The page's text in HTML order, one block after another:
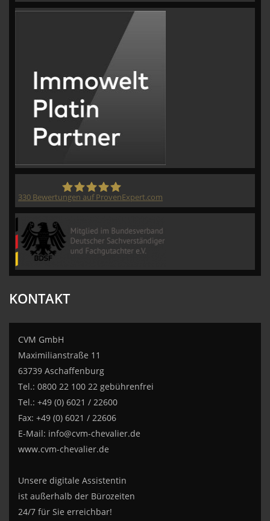
330 Bewertungen auf ProvenExpert.com
KONTAKT
CVM GmbH
Maximilianstraße 11
63739 Aschaffenburg
Tel.: 0800 22 100 22 gebührenfrei
Tel.: +49 (0) 6021 / 22600
Fax: +49 (0) 6021 / 22606
E-Mail: info@cvm-chevalier.de
www.cvm-chevalier.de
Unsere digitale Assistentin
ist außerhalb der Bürozeiten
24/7 für Sie erreichbar!